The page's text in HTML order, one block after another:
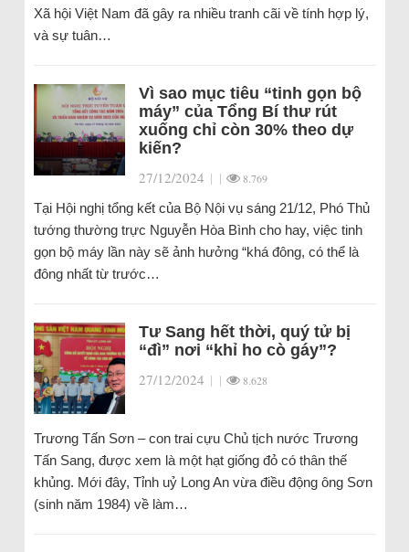
Xã hội Việt Nam đã gây ra nhiều tranh cãi về tính hợp lý,
và sự tuân…
Vì sao mục tiêu “tinh gọn bộ
máy” của Tổng Bí thư rút
xuống chỉ còn 30% theo dự
kiến?
27/12/2024 | | 8.769
Tại Hội nghị tổng kết của Bộ Nội vụ sáng 21/12, Phó Thủ
tướng thường trực Nguyễn Hòa Bình cho hay, việc tinh
gọn bộ máy lần này sẽ ảnh hưởng “khá đông, có thể là
đông nhất từ trước…
Tư Sang hết thời, quý tử bị
“đì” nơi “khỉ ho cò gáy”?
27/12/2024 | | 8.628
Trương Tấn Sơn – con trai cựu Chủ tịch nước Trương
Tấn Sang, được xem là một hạt giống đỏ có thân thế
khủng. Mới đây, Tỉnh uỷ Long An vừa điều động ông Sơn
(sinh năm 1984) về làm…